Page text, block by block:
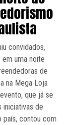
convidados,
uma noite
de
na Mega Loja
que já se
iniciativas de
país, contou com